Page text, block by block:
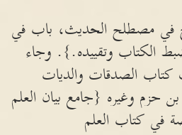
في مصطلح الحديث، باب في
الكتاب وتقييده.}. وجاء
الصدقات والديات
حزم وغيره {جامع بيان العلم
في كتاب العلم